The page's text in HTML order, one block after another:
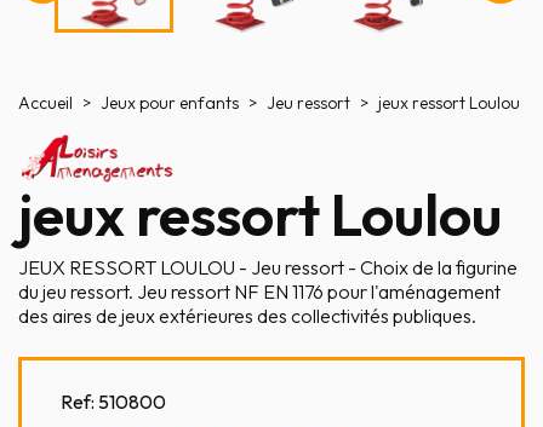
Accueil Jeux pour enfants Jeu ressort jeux ressort Loulou
jeux ressort Loulou
JEUX RESSORT LOULOU - Jeu ressort - Choix de la figurine
du jeu ressort. Jeu ressort NF EN 1176 pour l'aménagement
des aires de jeux extérieures des collectivités publiques.
Ref: 510800